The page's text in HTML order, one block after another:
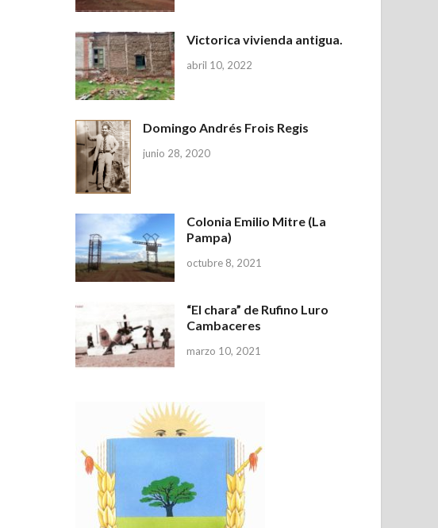
Victorica vivienda antigua.
abril 10, 2022
Domingo Andrés Frois Regis
junio 28, 2020
Colonia Emilio Mitre (La
Pampa)
octubre 8, 2021
“El chara” de Rufino Luro
Cambaceres
marzo 10, 2021